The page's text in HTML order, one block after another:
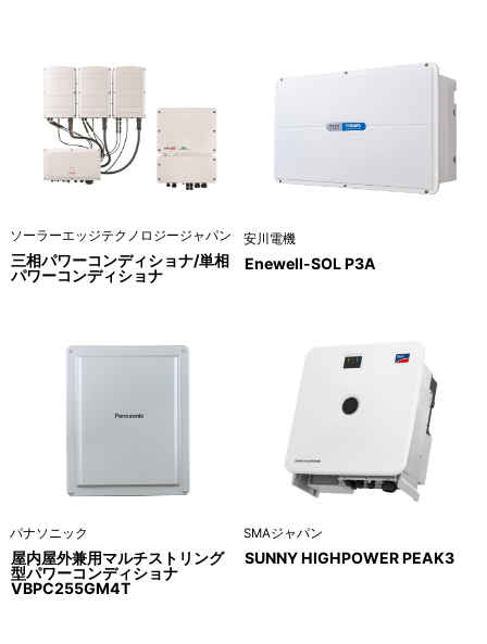
ソーラーエッジテクノロジージャパン
三相パワーコンディショナ/単相
パワーコンディショナ
安川電機
Enewell-SOL P3A
パナソニック
屋内屋外兼用マルチストリング
型パワーコンディショナ
VBPC255GM4T
SMAジャパン
SUNNY HIGHPOWER PEAK3